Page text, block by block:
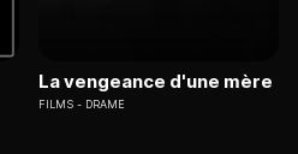
La vengeance d'une mère
FILMS DRAME